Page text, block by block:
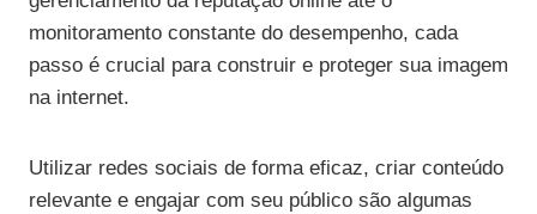
monitoramento constante do desempenho, cada
passo é crucial para construir e proteger sua imagem
na internet.
Utilizar redes sociais de forma eficaz, criar conteúdo
relevante e engajar com seu público são algumas